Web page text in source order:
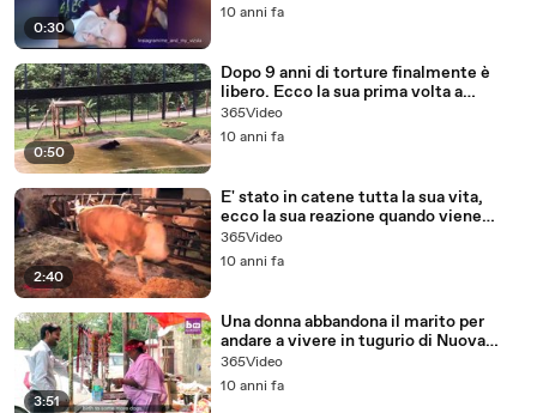
0:30
10 anni fa
0:50
Dopo 9 anni di torture finalmente è
libero. Ecco la sua prima volta a
contatto con l'acqua!
365Video
10 anni fa
2:40
E' stato in catene tutta la sua vita,
ecco la sua reazione quando viene
liberato.
365Video
10 anni fa
3:51
Una donna abbandona il marito per
andare a vivere in tugurio di Nuova
Delhi...ecco perchè
365Video
10 anni fa